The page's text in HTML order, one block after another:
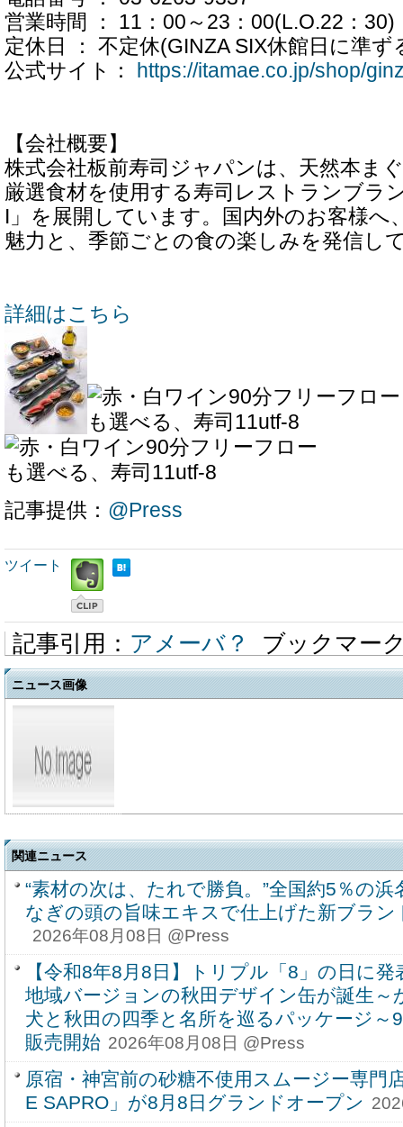
営業時間 ： 11：00～23：00(L.O.22：30)
定休日 ： 不定休(GINZA SIX休館日に準ず
公式サイト：
https://itamae.co.jp/shop/
【会社概要】
株式会社板前寿司ジャパンは、天然本ま
厳選食材を使用する寿司レストランブラ
I」を展開しています。国内外のお客様へ
魅力と、季節ごとの食の楽しみを発信し
詳細はこちら
記事提供： @Press
ツイート
記事引用： アメーバ？ ブックマー
ニュース画像
関連ニュース
“素材の次は、たれで勝負。”全国約5％の
なぎの頭の旨味エキスで仕上げた新ブラン
2026年08月08日 @Press
【令和8年8月8日】トリプル「8」の日に
地域バージョンの秋田デザイン缶が誕生～
犬と秋田の四季と名所を巡るパッケージ～
販売開始 2026年08月08日 @Press
原宿・神宮前の砂糖不使用スムージー専門
E SAPRO」が8月8日グランドオープン